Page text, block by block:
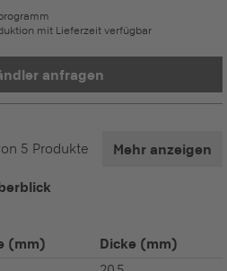
mit Lieferzeit verfügbar
anfragen
5 Produkte Mehr anzeigen
(mm) Dicke (mm)